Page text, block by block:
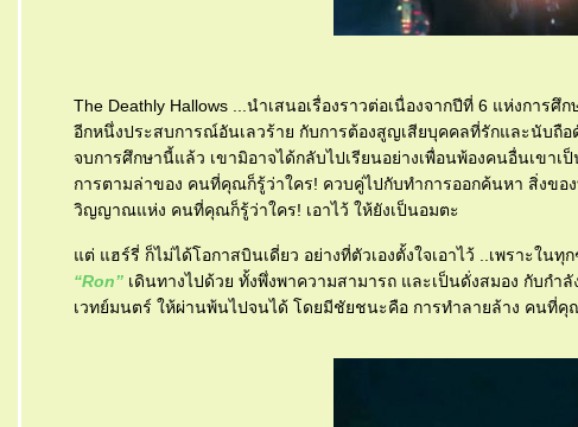
The Deathly Hallows ...นำเสนอเรื่องราวต่อเนื่องจากปีที่ 6 แห่งการ
อีกหนึ่งประสบการณ์อันเลวร้าย กับการต้องสูญเสียบุคคลที่รักและนับถือ
จบการศึกษานี้แล้ว เขามิอาจได้กลับไปเรียนอย่างเพื่อนพ้องคนอื่นเขา
การตามล่าของ คนที่คุณก็รู้ว่าใคร! ควบคู่ไปกับทำการออกค้นหา สิ่งข
วิญญาณแห่ง คนที่คุณก็รู้ว่าใคร! เอาไว้ ให้ยังเป็นอมตะ
ต่ แฮร์รี่ ก็ไม่ได้โอกาสบินเดี่ยว อย่างที่ตัวเองตั้งใจเอาไว้ ..เพราะใน
“Ron” เดินทางไปด้วย ทั้งพึ่งพาความสามารถ และเป็นดั่งสมอง กับก
เวทย์มนตร์ ให้ผ่านพ้นไปจนได้ โดยมีชัยชนะคือ การทำลายล้าง คนที่